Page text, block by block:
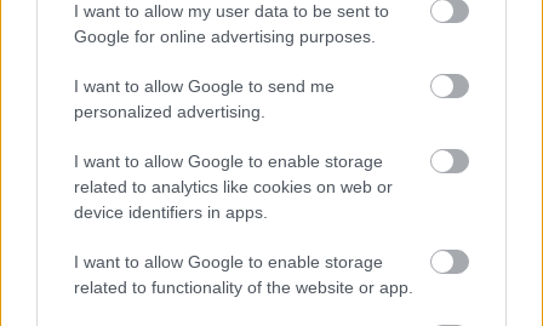
I want to allow my user data to be sent to
Google for online advertising purposes.
I want to allow Google to send me
personalized advertising.
I want to allow Google to enable storage
related to analytics like cookies on web or
device identifiers in apps.
I want to allow Google to enable storage
related to functionality of the website or app.
Guild Wars 2: Heart of Thorns - a szakma nagyágyúi